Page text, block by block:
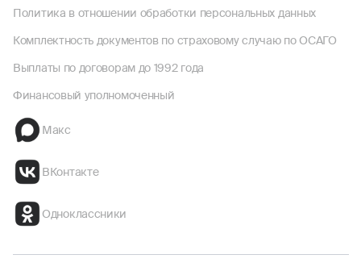
Политика в отношении обработки персональных данных
Комплектность документов по страховому случаю по ОСАГО
Выплаты по договорам до 1992 года
Финансовый уполномоченный
Макс
ВКонтакте
Одноклассники